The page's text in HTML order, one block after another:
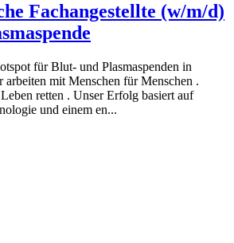
Fachangestellte (w/m/d)
für Blut- und Plasmaspenden in
arbeiten mit Menschen für Menschen .
retten . Unser Erfolg basiert auf
und einem en...